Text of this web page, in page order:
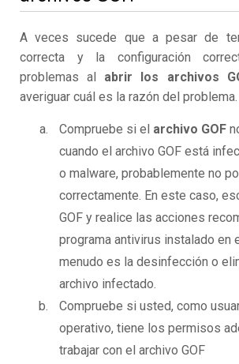
A veces sucede que a pesar de
correcta y la configuración
problemas al abrir los archivos
averiguar cuál es la razón del problema.
Compruebe si el archivo GOF
cuando el archivo GOF está
o malware, probablemente no
correctamente. En este caso,
GOF y realice las acciones
programa antivirus instalado en
menudo es la desinfección o
archivo infectado.
Compruebe si usted, como
operativo, tiene los permisos
trabajar con el archivo GOF